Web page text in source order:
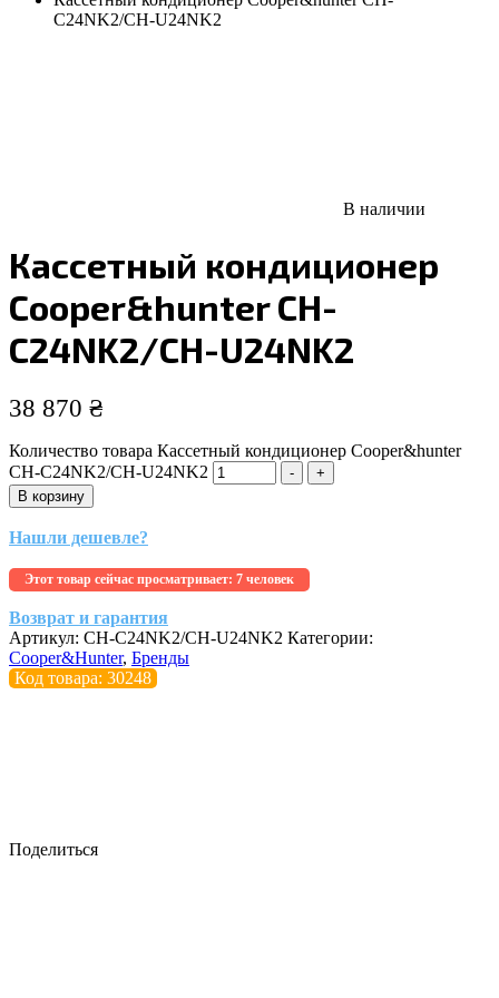
C24NK2/CH-U24NK2
В наличии
Кассетный кондиционер
Cooper&hunter CH-
C24NK2/CH-U24NK2
38 870 ₴
Количество товара Кассетный кондиционер Cooper&hunter
CH-C24NK2/CH-U24NK2
-
+
В корзину
Нашли дешевле?
Этот товар сейчас просматривает: 7 человек
Возврат и гарантия
Артикул: CH-C24NK2/CH-U24NK2 Категории:
Cooper&Hunter, Бренды
Код товара: 30248
Поделиться